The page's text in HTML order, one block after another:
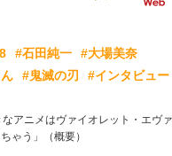
#石田純一
#大場美奈
#鬼滅の刃 #インタビュー
アニメはヴァイオレット・エヴ
ゃう」（概要）